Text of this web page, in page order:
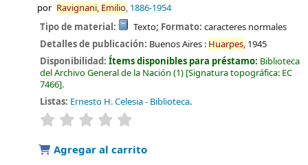
por Ravignani, Emilio, 1886-1954
Tipo de material: Texto; Formato: caracteres normales
Detalles de publicación: Buenos Aires : Huarpes, 1945
Disponibilidad:Ítems disponibles para préstamo: Biblioteca
del Archivo General de la Nación (1) Signatura topográfica: EC
7466 .
Listas: Ernesto H. Celesia - Biblioteca.
valoración
Agregar al carrito